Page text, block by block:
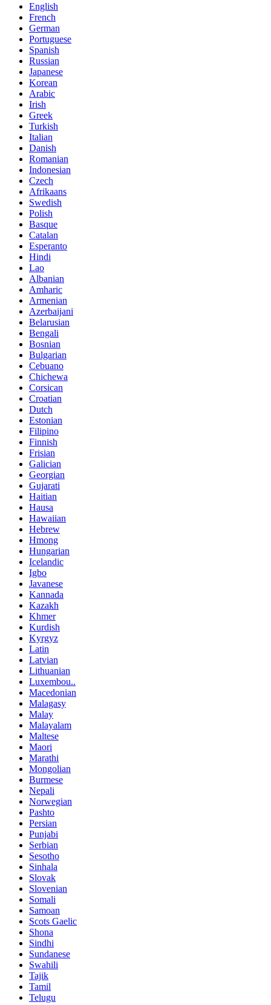
English
French
German
Portuguese
Spanish
Russian
Japanese
Korean
Arabic
Irish
Greek
Turkish
Italian
Danish
Romanian
Indonesian
Czech
Afrikaans
Swedish
Polish
Basque
Catalan
Esperanto
Hindi
Lao
Albanian
Amharic
Armenian
Azerbaijani
Belarusian
Bengali
Bosnian
Bulgarian
Cebuano
Chichewa
Corsican
Croatian
Dutch
Estonian
Filipino
Finnish
Frisian
Galician
Georgian
Gujarati
Haitian
Hausa
Hawaiian
Hebrew
Hmong
Hungarian
Icelandic
Igbo
Javanese
Kannada
Kazakh
Khmer
Kurdish
Kyrgyz
Latin
Latvian
Lithuanian
Luxembou..
Macedonian
Malagasy
Malay
Malayalam
Maltese
Maori
Marathi
Mongolian
Burmese
Nepali
Norwegian
Pashto
Persian
Punjabi
Serbian
Sesotho
Sinhala
Slovak
Slovenian
Somali
Samoan
Scots Gaelic
Shona
Sindhi
Sundanese
Swahili
Tajik
Tamil
Telugu